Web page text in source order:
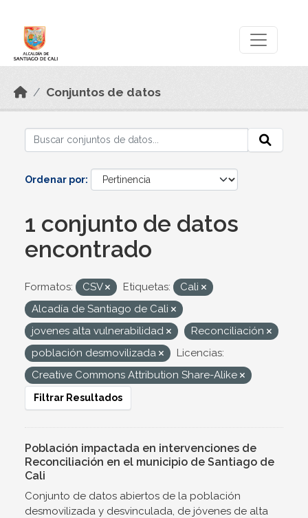
Conjuntos de datos
Ordenar por
1 conjunto de datos
encontrado
Formatos: CSV Etiquetas:
Cali
Alcadía de Santiago de Cali
jovenes alta vulnerabilidad
Reconciliación
población desmovilizada
Licencias:
Creative Commons Attribution Share-Alike
Filtrar Resultados
Población impactada en intervenciones de
Reconciliación en el municipio de Santiago de
Cali
Conjunto de datos abiertos de la población
desmovilizada y desvinculada, de jóvenes de alta